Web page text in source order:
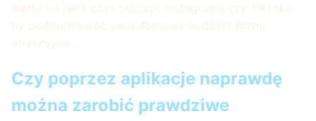
warto na jakiś czas odłożyć Instagrama czy TikToka,
by podreperować swój domowy budżet? Brzmi
atrakcyjnie...
Czy poprzez aplikacje naprawdę
można zarobić prawdziwe